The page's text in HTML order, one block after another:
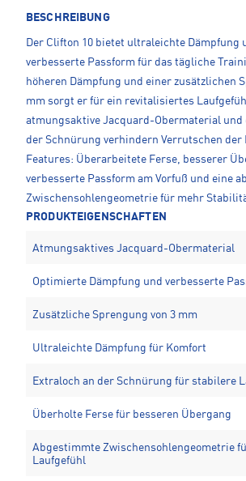
BESCHREIBUNG
Der Clifton 10 bietet ultraleichte Dämpfung
verbesserte Passform für das tägliche
höheren Dämpfung und einer zusätzlichen
mm sorgt er für ein revitalisiertes
atmungsaktive Jacquard-Obermaterial und
der Schnürung verhindern Verrutschen der
Features: Überarbeitete Ferse, besserer
verbesserte Passform am Vorfuß und eine
Zwischensohlengeometrie für mehr
PRODUKTEIGENSCHAFTEN
Atmungsaktives Jacquard-Obermaterial
Optimierte Dämpfung und verbesserte
Zusätzliche Sprengung von 3 mm
Ultraleichte Dämpfung für Komfort
Extraloch an der Schnürung für stabilere
Überholte Ferse für besseren Übergang
Abgestimmte Zwischensohlengeometrie
Laufgefühl